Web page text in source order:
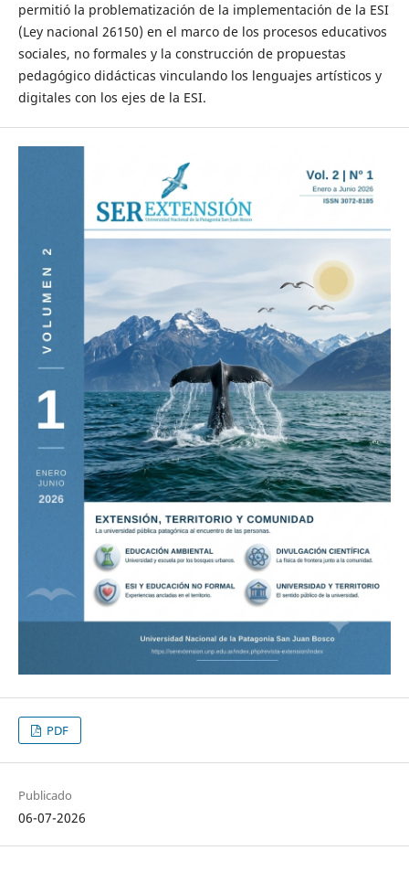
permitió la problematización de la implementación de la ESI
(Ley nacional 26150) en el marco de los procesos educativos
sociales, no formales y la construcción de propuestas
pedagógico didácticas vinculando los lenguajes artísticos y
digitales con los ejes de la ESI.
PDF
Publicado
06-07-2026